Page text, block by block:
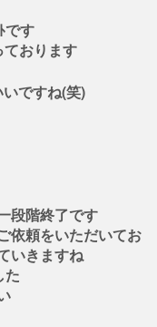
です
おります
いですね(笑)
段階終了です
依頼をいただいてお
いきますね
た